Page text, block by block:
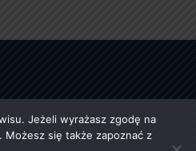
Jeżeli wyrażasz zgodę na
się także zapoznać z